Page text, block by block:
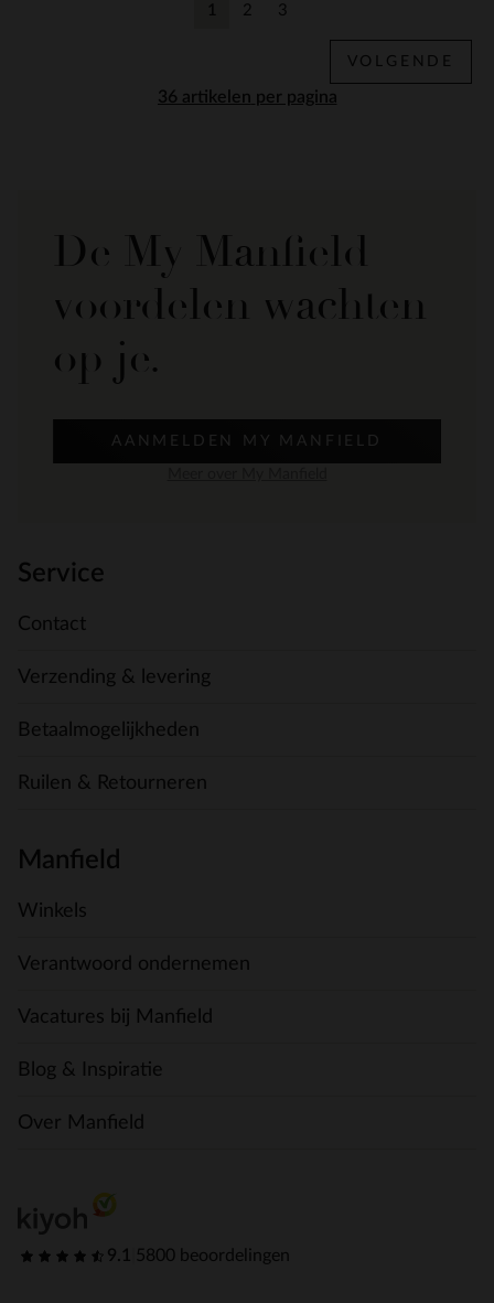
per pagina
1 2 3
VOLGENDE
De My Manfield
voordelen wachten
op je.
AANMELDEN MY MANFIELD
Service
Contact
Verzending & levering
Betaalmogelijkheden
Ruilen & Retourneren
Manfield
Winkels
Verantwoord ondernemen
Vacatures bij Manfield
Blog & Inspiratie
Over Manfield
9.1 5800 beoordelingen